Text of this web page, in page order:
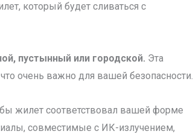
который будет сливаться с
пустынный или городской. Эта
очень важно для вашей безопасности.
жилет соответствовал вашей форме
совместимые с ИК-излучением,